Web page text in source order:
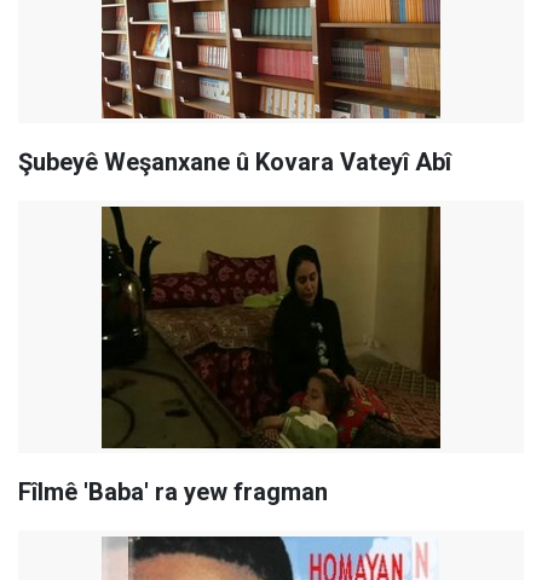
Şubeyê Weşanxane û Kovara Vateyî Abî
Fîlmê 'Baba' ra yew fragman